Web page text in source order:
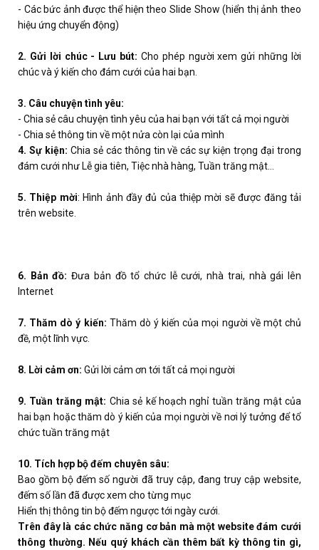
- Các bức ảnh được thể hiện theo Slide Show (hiển thị ảnh theo
hiệu ứng chuyển động)
2. Gửi lời chúc - Lưu bút: Cho phép người xem gửi những lời
chúc và ý kiến cho đám cưới của hai bạn.
3. Câu chuyện tình yêu:
- Chia sẻ câu chuyện tình yêu của hai bạn với tất cả mọi người
- Chia sẻ thông tin về một nửa còn lại của mình
4. Sự kiện: Chia sẻ các thông tin về các sự kiện trọng đại trong
đám cưới như Lễ gia tiên, Tiệc nhà hàng, Tuần trăng mật…
5. Thiệp mời: Hình ảnh đầy đủ của thiệp mời sẽ được đăng tải
trên website.
6. Bản đồ: Đưa bản đồ tổ chức lễ cưới, nhà trai, nhà gái lên
Internet
7. Thăm dò ý kiến: Thăm dò ý kiến của mọi người về một chủ
đề, một lĩnh vực.
8. Lời cảm ơn: Gửi lời cảm ơn tới tất cả mọi người
9. Tuần trăng mật: Chia sẻ kế hoạch nghỉ tuần trăng mật của
hai bạn hoặc thăm dò ý kiến của mọi người về nơi lý tưởng để tổ
chức tuần trăng mật
10. Tích hợp bộ đếm chuyên sâu:
Bao gồm bộ đếm số người đã truy cập, đang truy cập website,
đếm số lần đã được xem cho từng mục
Hiển thị thông tin bộ đếm ngược tới ngày cưới.
Trên đây là các chức năng cơ bản mà một website đám cưới
thông thường. Nếu quý khách cần thêm bất kỳ thông tin gì,